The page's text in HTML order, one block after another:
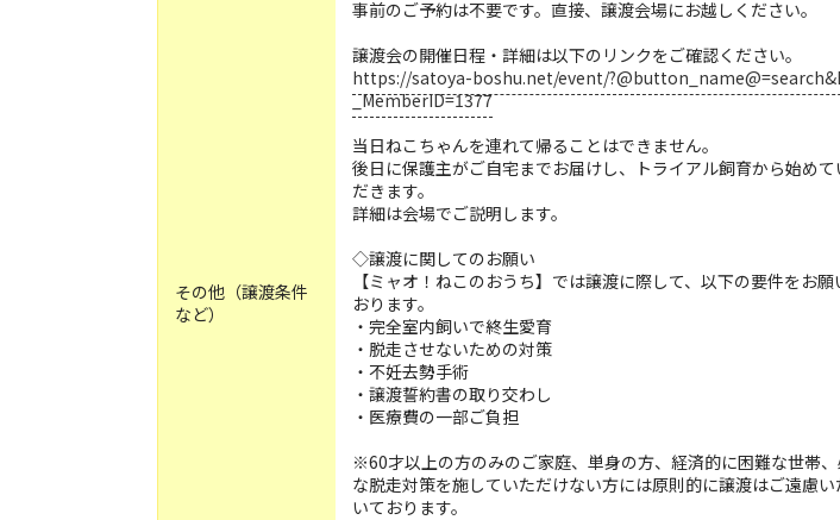
その他（譲渡条件
など）
事前のご予約は不要です。直接、譲渡会場にお越しください。
譲渡会の開催日程・詳細は以下のリンクをご確認ください。
https://satoya-boshu.net/event/
_MemberID=1377
当日ねこちゃんを連れて帰ることはできません。
後日に保護主がご自宅までお届けし、トライアル飼育から始めて
だきます。
詳細は会場でご説明します。
◇譲渡に関してのお願い
【ミャオ！ねこのおうち】では譲渡に際して、以下の要件をお願
おります。
・完全室内飼いで終生愛育
・脱走させないための対策
・不妊去勢手術
・譲渡誓約書の取り交わし
・医療費の一部ご負担
※60才以上の方のみのご家庭、単身の方、経済的に困難な世帯
な脱走対策を施していただけない方には原則的に譲渡はご遠慮い
いております。